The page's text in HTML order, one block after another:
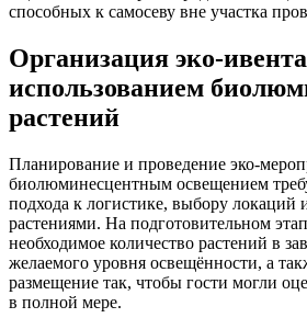
способных к самосеву вне участка
Организация эко-
использованием
растений
Планирование и проведение эко-
биолюминесцентным освещением
подхода к логистике, выбору локаций
растениями. На подготовительном
необходимое количество растений в
желаемого уровня освещённости, а
размещение так, чтобы гости могли
в полной мере.